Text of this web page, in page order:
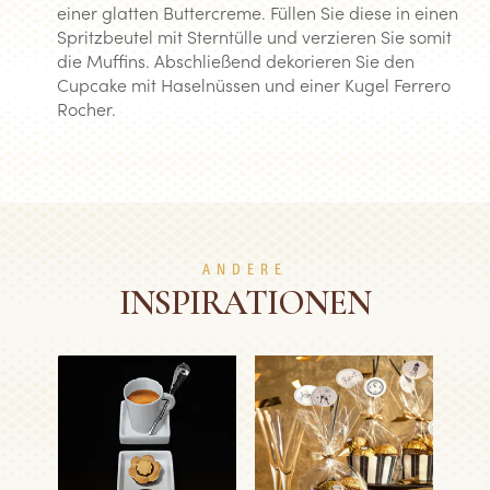
einer glatten Buttercreme. Füllen Sie diese in einen
Spritzbeutel mit Sterntülle und verzieren Sie somit
die Muffins. Abschließend dekorieren Sie den
Cupcake mit Haselnüssen und einer Kugel Ferrero
Rocher.
ANDERE
INSPIRATIONEN